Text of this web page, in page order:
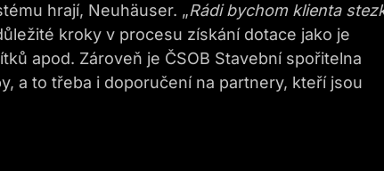
hrají, Neuhäuser. „Rádibychom klienta
kroky v procesu získání dotace jako je
apod. Zároveň je ČSOB Stavební spořitelna
a to třeba i doporučení na partnery, kteří jsou